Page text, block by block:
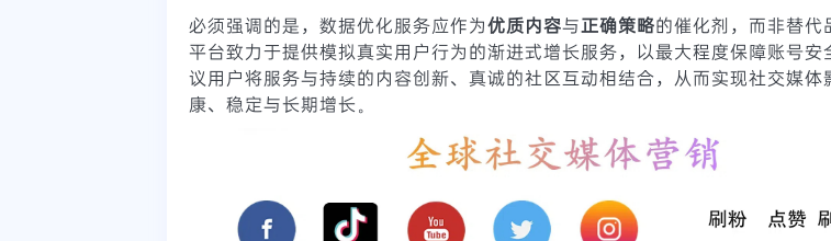
必须强调的是，数据优化服务应作为优质内容与正确策略的催化剂，而非替代
平台致力于提供模拟真实用户行为的渐进式增长服务，以最大程度保障账号安
议用户将服务与持续的内容创新、真诚的社区互动相结合，从而实现社交媒体
康、稳定与长期增长。